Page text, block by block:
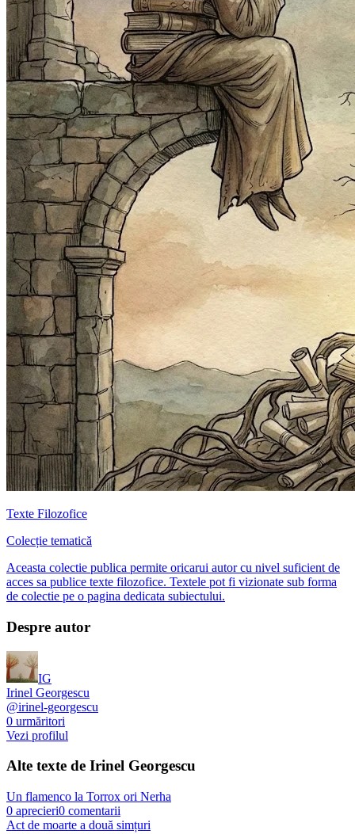
Texte Filozofice
Colecție tematică
Aceasta colectie publica permite oricarui autor cu nivel suficient de
acces sa publice texte filozofice. Textele pot fi vizionate sub forma
de colectie pe o pagina dedicata subiectului.
Despre autor
IG
Irinel Georgescu
@irinel-georgescu
0 urmăritori
Vezi profilul
Alte texte de Irinel Georgescu
Un flamenco la Torrox ori Nerha
0 aprecieri0 comentarii
Act de moarte a două simțuri